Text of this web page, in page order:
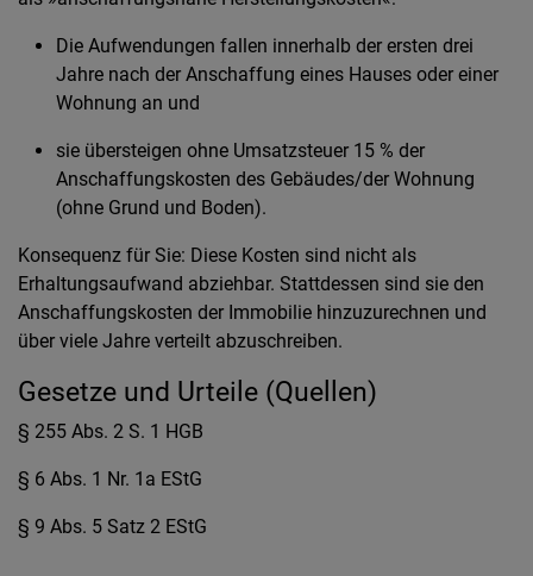
Die Aufwendungen fallen innerhalb der ersten drei
Jahre nach der Anschaffung eines Hauses oder einer
Wohnung an und
sie übersteigen ohne Umsatzsteuer 15 % der
Anschaffungskosten des Gebäudes/der Wohnung
(ohne Grund und Boden).
Konsequenz für Sie: Diese Kosten sind nicht als
Erhaltungsaufwand abziehbar. Stattdessen sind sie den
Anschaffungskosten der Immobilie hinzuzurechnen und
über viele Jahre verteilt abzuschreiben.
Gesetze und Urteile (Quellen)
§ 255 Abs. 2 S. 1 HGB
§ 6 Abs. 1 Nr. 1a EStG
§ 9 Abs. 5 Satz 2 EStG